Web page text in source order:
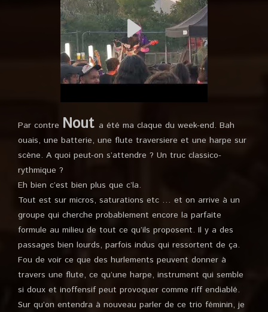
Par contre Nout a été ma claque du week-end. Bah
ouais, une batterie, une flute traversiere et une harpe sur
scène. A quoi peut-on s’attendre ? Un truc classico-
rythmique ?
Eh bien c’est bien plus que c’la.
Tout est sur micros, saturations etc … et on arrive à un
groupe qui cherche probablement encore la parfaite
formule au milieu de tout ce qu’ils proposent. Il y a des
passages bien lourds, parfois indus qui ressortent de ça.
Fou de voir ce que des hurlements peuvent donner à
travers une flute, ce qu’une harpe, instrument qui semble
si doux et inoffensif peut provoquer comme riff endiablé.
Sur qu’on entendra à nouveau parler de ce trio féminin, je